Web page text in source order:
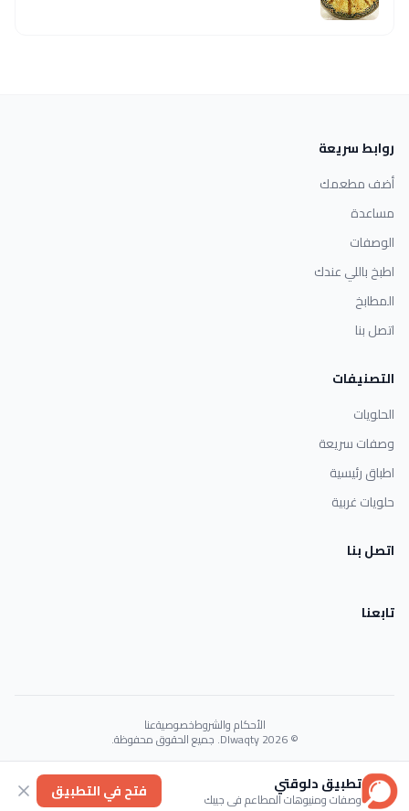
روابط سريعة
أضف مطعمك
مساعدة
الوصفات
اطبخ باللي عندك
المطابخ
اتصل بنا
التصنيفات
الحلويات
وصفات سريعة
اطباق رئيسية
حلويات غربية
اتصل بنا
تابعنا
الأحكام والشروطخصوصيةعنا
© 2026 Dlwaqty. جميع الحقوق محفوظة.
Powered byGAIT
تطبيق دلوقتي
وصفات ومنيوهات المطاعم في جيبك فتح في التطبيق